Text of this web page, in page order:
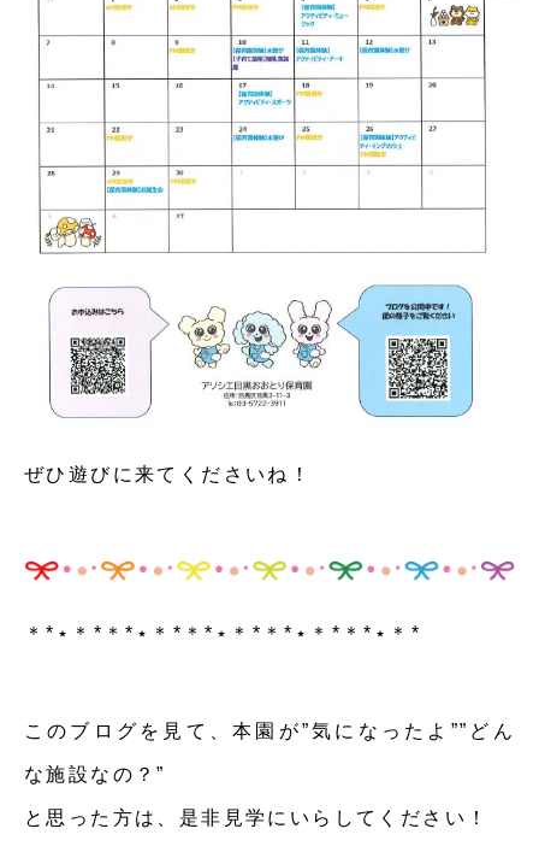
ぜひ遊びに来てくださいね！
＊*⋆＊*＊*⋆＊*＊*⋆＊*＊*⋆＊*＊*⋆＊*
このブログを見て、本園が”気になったよ””どん
な施設なの？”
と思った方は、是非見学にいらしてください！